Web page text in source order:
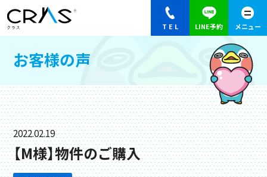
お客様の声
2022.02.19
【M様】物件のご購入